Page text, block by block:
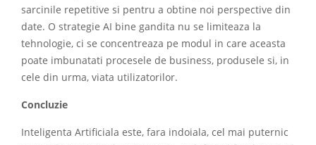
sarcinile repetitive si pentru a obtine noi perspective din
date. O strategie AI bine gandita nu se limiteaza la
tehnologie, ci se concentreaza pe modul in care aceasta
poate imbunatati procesele de business, produsele si, in
cele din urma, viata utilizatorilor.
Concluzie
Inteligenta Artificiala este, fara indoiala, cel mai puternic